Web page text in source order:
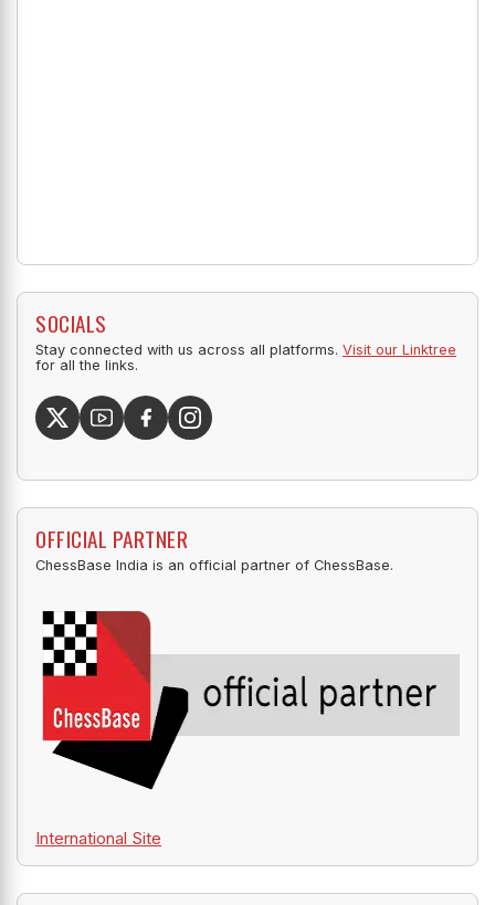
SOCIALS
Stay connected with us across all platforms. Visit our Linktree
for all the links.
OFFICIAL PARTNER
ChessBase India is an official partner of ChessBase.
International Site